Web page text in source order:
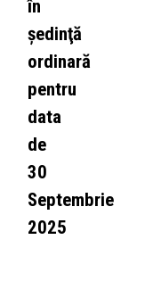
în
şedinţă
ordinară
pentru
data
de
30
Septembrie
2025